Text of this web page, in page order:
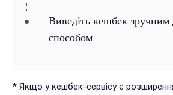
Виведіть кешбек зручним
способом
* Якщо у кешбек-сервісу є